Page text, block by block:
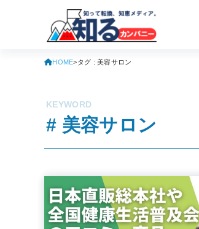
HOME タグ : 美容サロン
# 美容サロン